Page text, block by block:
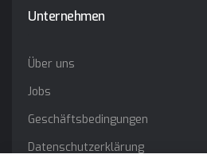
Unternehmen
Über uns
Jobs
Geschäftsbedingungen
Datenschutzerklärung